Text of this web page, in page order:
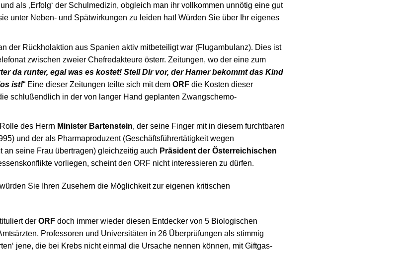
und als ‚Erfolg‘ der Schulmedizin, obgleich man ihr vollkommen unnötig eine gut
unter Neben- und Spätwirkungen zu leiden hat! Würden Sie über Ihr eigenes
der Rückholaktion aus Spanien aktiv mitbeteiligt war (Flugambulanz). Dies ist
zwischen zweier Chefredakteure österr. Zeitungen, wo der eine zum
da runter, egal was es kostet! Stell Dir vor, der Hamer bekommt das Kind
ist!“ Eine dieser Zeitungen teilte sich mit dem ORFdie Kosten dieser
schlußendlich in der von langer Hand geplanten Zwangschemo-
des Herrn Minister Bartenstein, der seine Finger mit in diesem furchtbaren
und der als Pharmaproduzent (Geschäftsführertätigkeit wegen
an seine Frau übertragen) gleichzeitig auch Präsident der Österreichischen
vorliegen, scheint den ORF nicht interessieren zu dürfen.
Sie Ihren Zusehern die Möglichkeit zur eigenen kritischen
der ORFdoch immer wieder diesen Entdecker von 5 Biologischen
Professoren und Universitäten in 26 Überprüfungen als stimmig
jene, die bei Krebs nicht einmal die Ursache nennen können, mit Giftgas-